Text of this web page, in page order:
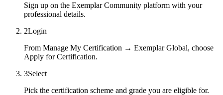
Sign up on the Exemplar Community platform with your
professional details.
2Login
From Manage My Certification → Exemplar Global, choose
Apply for Certification.
3Select
Pick the certification scheme and grade you are eligible for.